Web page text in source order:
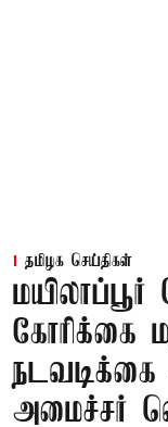
தமிழக செய்திகள்
கோரிக்கை
நடவடிக்கை
அமைச்சர்